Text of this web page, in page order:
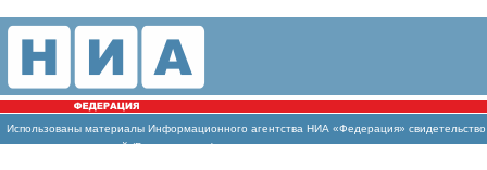
Использованы материалы Информационного агентства НИА «Федерация»
массовых коммуникаций (Роскомнадзор)